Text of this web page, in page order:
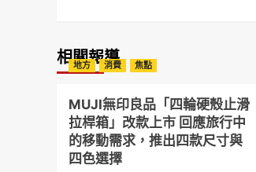
相關報導
地方 消費 焦點
MUJI無印良品「四輪硬殼止滑
拉桿箱」改款上市 回應旅行中
的移動需求，推出四款尺寸與
四色選擇